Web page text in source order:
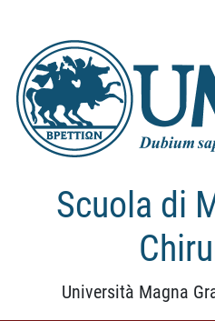
Scuola di
Università Magna